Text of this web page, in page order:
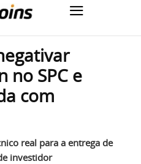
no SPC e
com
real para a entrega de
investidor